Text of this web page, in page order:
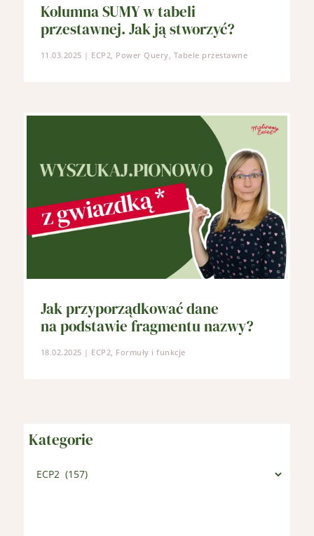
Kolumna SUMY w tabeli
przestawnej. Jak ją stworzyć?
11.03.2025 | ECP2, Power Query, Tabele przestawne
Jak przyporządkować dane
na podstawie fragmentu nazwy?
18.02.2025 | ECP2, Formuły i funkcje
Kategorie
Kategorie